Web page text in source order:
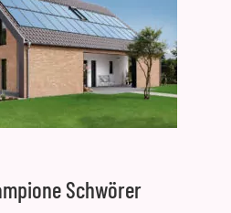
Schwörer